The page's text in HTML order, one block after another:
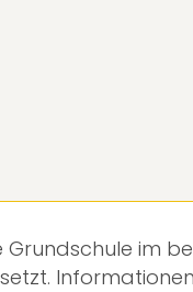
Grundschule im